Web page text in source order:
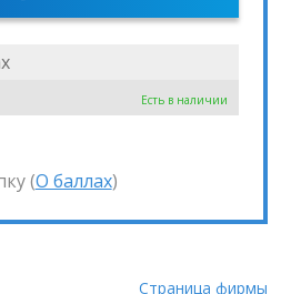
Есть в наличии
(О баллах)
Страница фирмы